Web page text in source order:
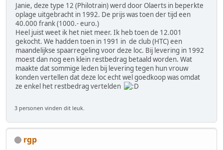
Janie, deze type 12 (Philotrain) werd door Olaerts in beperkte
oplage uitgebracht in 1992. De prijs was toen der tijd een
40.000 frank (1000.- euro.)
Heel juist weet ik het niet meer. Ik heb toen de 12.001
gekocht. We hadden toen in 1991 in de club (HTC) een
maandelijkse spaarregeling voor deze loc. Bij levering in 1992
moest dan nog een klein restbedrag betaald worden. Wat
maakte dat sommige leden bij levering tegen hun vrouw
konden vertellen dat deze loc echt wel goedkoop was omdat
ze enkel het restbedrag vertelden
3 personen vinden dit leuk.
rgp